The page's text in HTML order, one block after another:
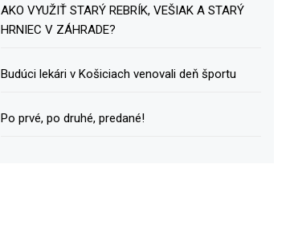
AKO VYUŽIŤ STARÝ REBRÍK, VEŠIAK A STARÝ
HRNIEC V ZÁHRADE?
Budúci lekári v Košiciach venovali deň športu
Po prvé, po druhé, predané!